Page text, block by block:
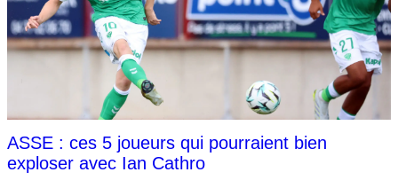
ASSE : ces 5 joueurs qui pourraient bien
exploser avec Ian Cathro